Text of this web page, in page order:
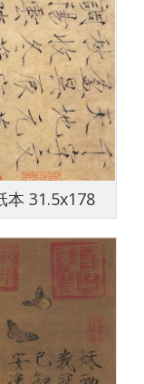
本 31.5x178